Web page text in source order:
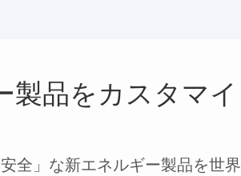
製品をカスタマイ
全」な新エネルギー製品を世界